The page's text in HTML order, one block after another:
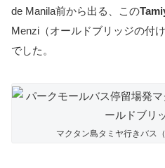
de Manila前から出る、この
Menzi（オールドブリッジの付
でした。
マクタン島タミヤ行きバス